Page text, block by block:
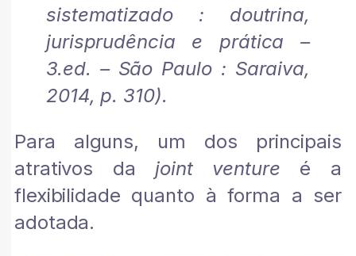
sistematizado : doutrina,
jurisprudência e prática –
3.ed. – São Paulo : Saraiva,
2014, p. 310).
Para alguns, um dos principais
atrativos da joint venture é a
flexibilidade quanto à forma a ser
adotada.